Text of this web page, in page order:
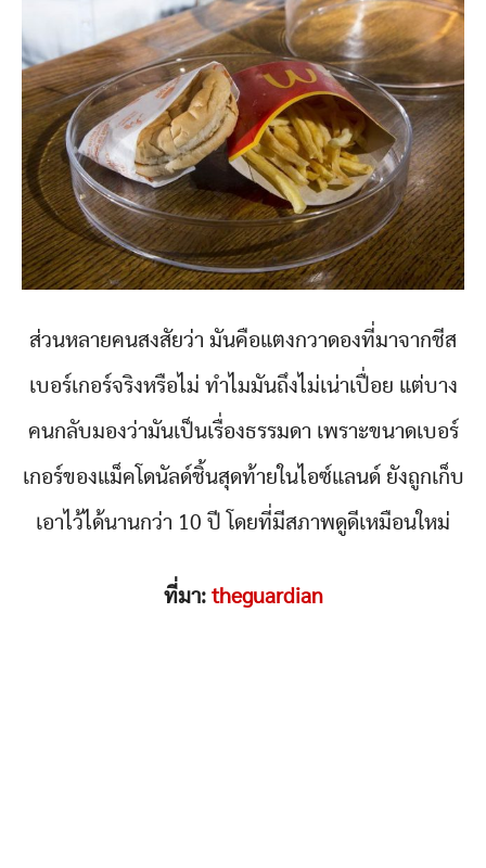
ส่วนหลายคนสงสัยว่า มันคือแตงกวาดองที่มาจากชีส
เบอร์เกอร์จริงหรือไม่ ทำไมมันถึงไม่เน่าเปื่อย แต่บาง
คนกลับมองว่ามันเป็นเรื่องธรรมดา เพราะขนาดเบอร์
เกอร์ของแม็คโดนัลด์ชิ้นสุดท้ายในไอซ์แลนด์ ยังถูกเก็บ
เอาไว้ได้นานกว่า 10 ปี โดยที่มีสภาพดูดีเหมือนใหม่
ที่มา: theguardian